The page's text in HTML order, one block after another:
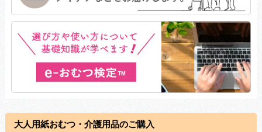
大人用紙おむつ・介護用品のご購入